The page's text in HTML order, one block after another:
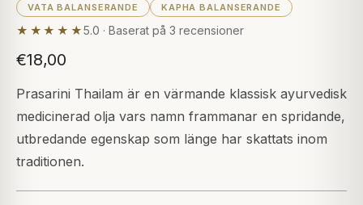
VATA BALANSERANDE KAPHA BALANSERANDE
★★★★★5.0 · Baserat på 3 recensioner
€18,00
Prasarini Thailam är en värmande klassisk ayurvedisk
medicinerad olja vars namn frammanar en spridande,
utbredande egenskap som länge har skattats inom
traditionen.